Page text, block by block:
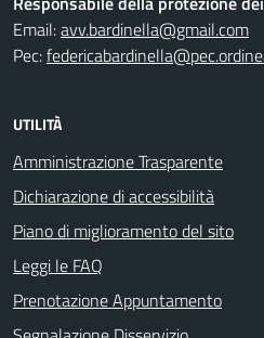
Email:avv.bardinella@gmail.com
Pec:
UTILITÀ
Amministrazione Trasparente
Dichiarazione di accessibilità
Piano di miglioramento del sito
Leggi le FAQ
Prenotazione Appuntamento